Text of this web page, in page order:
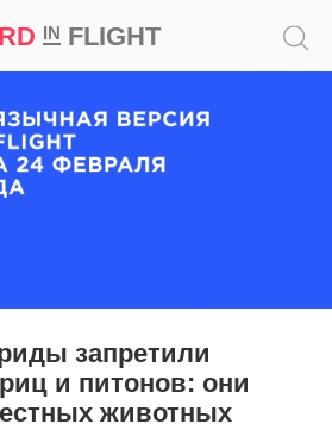
INFLIGHT
запретили
и питонов: они
животных